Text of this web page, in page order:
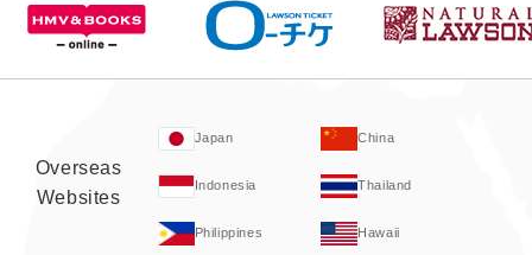
Overseas
Websites
Japan China
Indonesia Thailand
Philippines Hawaii